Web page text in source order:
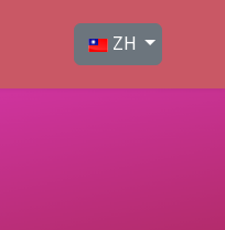
選擇你的語言
ZH